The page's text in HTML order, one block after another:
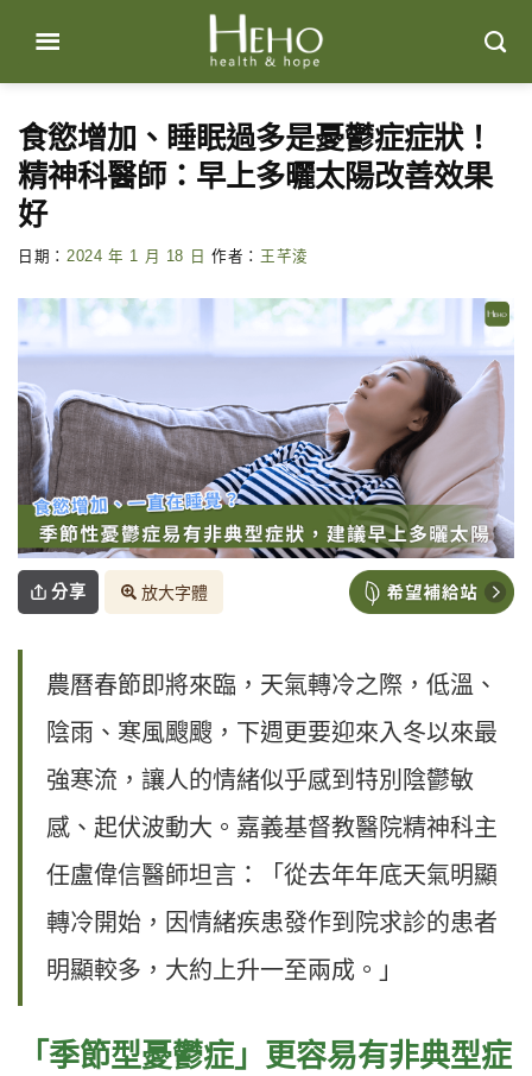
content
食慾增加、睡眠過多是憂鬱症症狀！
精神科醫師：早上多曬太陽改善效果
好
日期： 2024 年 1 月 18 日 作者： 王芊淩
分享 放大字體
農曆春節即將來臨，天氣轉冷之際，低溫、
陰雨、寒風颼颼，下週更要迎來入冬以來最
強寒流，讓人的情緒似乎感到特別陰鬱敏
感、起伏波動大。嘉義基督教醫院精神科主
任盧偉信醫師坦言：「從去年年底天氣明顯
轉冷開始，因情緒疾患發作到院求診的患者
明顯較多，大約上升一至兩成。」
「季節型憂鬱症」更容易有非典型症